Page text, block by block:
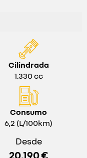
Cilindrada
1.330 cc
Consumo
6,2 (L/100km)
Desde
20.190 €